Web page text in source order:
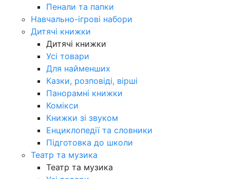
Пенали та папки
Навчально-ігрові набори
Дитячі книжки
Дитячі книжки
Усі товари
Для найменших
Казки, розповіді, вірші
Панорамні книжки
Комікси
Книжки зі звуком
Енциклопедії та словники
Підготовка до школи
Театр та музика
Театр та музика